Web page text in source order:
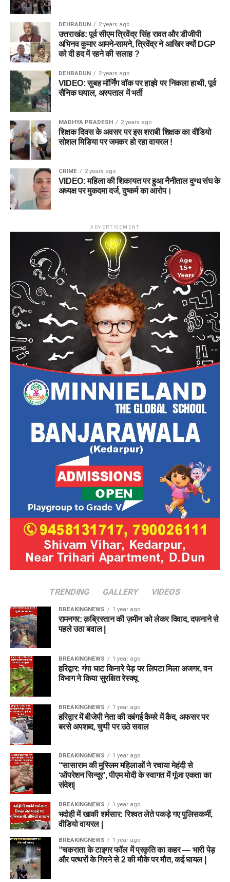
DEHRADUN 2 years ago
उत्तराखंड: पूर्व सीएम त्रिवेंद्र सिंह रावत और डीजीपी
अभिनव कुमार आमने-सामने, त्रिवेंद्र ने आखिर क्यों DGP
को दी हद में रहने की सलाह ?
DEHRADUN 2 years ago
VIDEO: सुबह मॉर्निंग वॉक पर हाइवे पर निकला हाथी, पूर्व
सैनिक घयाल, अस्पताल में भर्ती
MADHYA PRADESH 2 years ago
शिक्षक दिवस के अवसर पर इस शराबी शिक्षक का वीडियो
सोशल मिडिया पर जमकर हो रहा वायरल !
CRIME 2 years ago
VIDEO: महिला की शिकायत पर हुआ नैनीताल दुग्ध संघ के
अध्यक्ष पर मुकदमा दर्ज, दुष्कर्म का आरोप।
ADVERTISEMENT
TRENDING GALLERY VIDEOS
BREAKINGNEWS 1 year ago
रामनगर: क़ब्रिस्तान की ज़मीन को लेकर विवाद, दफनाने से
पहले उठा बवाल |
BREAKINGNEWS 1 year ago
हरिद्वार: गंगा घाट किनारे पेड़ पर लिपटा मिला अजगर, वन
विभाग ने किया सुरक्षित रेस्क्यू
BREAKINGNEWS 1 year ago
हरिद्वार में बीजेपी नेता की दबंगई कैमरे में कैद, अफसर पर
बरसे अपशब्द, चुप्पी पर उठे सवाल
BREAKINGNEWS 1 year ago
“सासाराम की मुस्लिम महिलाओं ने रचाया मेहंदी से
‘ऑपरेशन सिन्दूर’, पीएम मोदी के स्वागत में गूंजा एकता का
संदेश|
BREAKINGNEWS 1 year ago
भदोही में खाकी शर्मसार: रिश्वत लेते पकड़े गए पुलिसकर्मी,
वीडियो वायरल |
BREAKINGNEWS 1 year ago
“चकराता के टाइगर फॉल में प्रकृति का कहर — भारी पेड़
और पत्थरों के गिरने से 2 की मौके पर मौत, कई घायल |